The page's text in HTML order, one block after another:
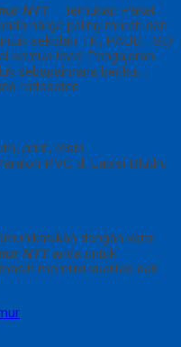
NTT– Temukan Paket
harga paling murah dan
sekolah TK, PAUD , SD
semua level Pengajaran
sebagaimana berikut :
Indosaten
print, resin
PVC di Lapisi Bludru
dengan kami
NTTanda untuk
memiliki kualitas dan